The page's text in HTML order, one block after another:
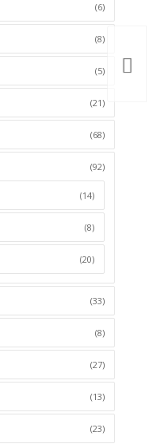
(6)
(8)
(5)
(21)
(68)
(92)
(14)
(8)
(20)
(33)
(8)
(27)
(13)
(23)